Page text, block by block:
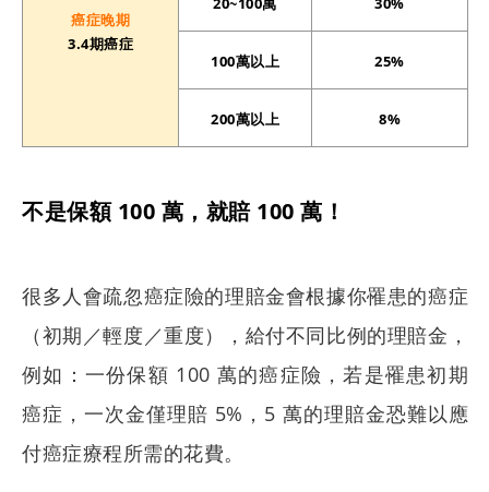
癌症晚期
3.4期癌症
100萬以上 25%
200萬以上 8%
不是保額 100 萬，就賠 100 萬！
很多人會疏忽癌症險的理賠金會根據你罹患的癌症
（初期／輕度／重度），給付不同比例的理賠金，
例如：一份保額 100 萬的癌症險，若是罹患初期
癌症，一次金僅理賠 5%，5 萬的理賠金恐難以應
付癌症療程所需的花費。